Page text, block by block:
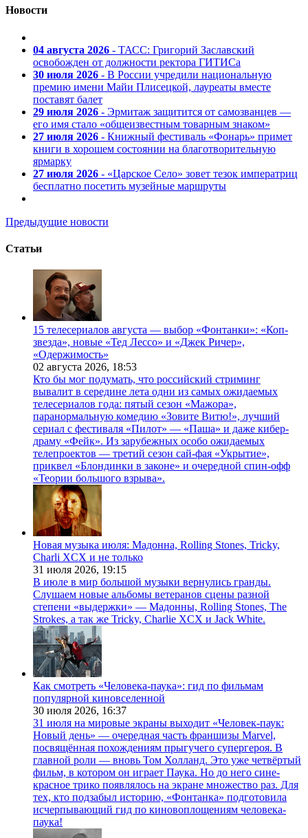
Новости
04 августа 2026 - ТАСС: Григорий Заславский
освобожден от должности ректора ГИТИСа
30 июля 2026 - В России учредили национальную
премию имени Майи Плисецкой, лауреаты вместе
поставят балет
29 июля 2026 - Эрмитаж защитится от самозванцев —
его имя стало «общеизвестным товарным знаком»
27 июля 2026 - Книжный фестиваль «Фонарь» примет
книги в хорошем состоянии на благотворительную
ярмарку
27 июля 2026 - «Царское Село» зовет тезок императриц
бесплатно посетить музейные маршруты
Предыдущие новости
Статьи
15 телесериалов августа — выбор «Фонтанки»: «Коп-
звезда», новые «Тед Лессо» и «Джек Ричер»,
«Одержимость»
02 августа 2026, 18:53
Кто бы мог подумать, что российский стриминг
вывалит в середине лета одни из самых ожидаемых
телесериалов года: пятый сезон «Мажора»,
паранормальную комедию «Зовите Витю!», лучший
сериал с фестиваля «Пилот» — «Паша» и даже кибер-
драму «Фейк». Из зарубежных особо ожидаемых
телепроектов — третий сезон сай-фая «Укрытие»,
приквел «Блондинки в законе» и очередной спин-офф
«Теории большого взрыва».
Новая музыка июля: Мадонна, Rolling Stones, Tricky,
Charli XCX и не только
31 июля 2026, 19:15
В июле в мир большой музыки вернулись гранды.
Слушаем новые альбомы ветеранов сцены разной
степени «выдержки» — Мадонны, Rolling Stones, The
Strokes, а так же Tricky, Charlie XCX и Jack White.
Как смотреть «Человека-паука»: гид по фильмам
популярной киновселенной
30 июля 2026, 16:37
31 июля на мировые экраны выходит «Человек-паук:
Новый день» — очередная часть франшизы Marvel,
посвящённая похождениям прыгучего супергероя. В
главной роли — вновь Том Холланд. Это уже четвёртый
фильм, в котором он играет Паука. Но до него сине-
красное трико появлялось на экране множество раз. Для
тех, кто подзабыл историю, «Фонтанка» подготовила
исчерпывающий гид по киновоплощениям человека-
паука!